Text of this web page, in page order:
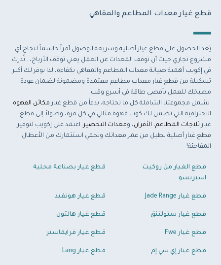
قطع غيار معدات المطاعم والمقاهي
يُعد الحصول على قطع غيار أصلية وسريعة الوصول أمراً حاسماً لنجاح أي
مشروع تجاري حيث أن توقف المعدات عن العمل يعني توقف الأرباح، . نُدرك
في إكويب أهمية صيانة معدات المطاعم والمقاهي بكفاءة، لذا نوفر لك أكبر
تشكيلة من قطع غيار معدات مطاعم معتمدة ومضمونة لضمان عودة
مطبخك للعمل بأقصى طاقة في أسرع وقت.
تشمل مجموعتنا الشاملة كل ما تحتاجه، بدءاً من قطع غيار مكائن القهوة
الاحترافية التي تضمن لك كوب قهوة مثالي في كل مرة، وصولاً إلى قطع
غيار ثلاجات المطاعم، الأفران، ومعدات التحضير . اعتمد على إكويب لتوفير
قطع غيار أصلية تطيل من عمر معداتك وتحمي استثمارك من الأعطال
المفاجئة!
قطع الغيار من روكيت
اسبريسو
قطع غيار بصناعة محلية
قطع غيار Jade Range قطع غيار هونفيد
قطع غيار ستولتنق قطع غيار هالتون
قطع غيار Fwe قطع غيار فرايماستر
قطع غيار إي سي إم قطع غيار Lang